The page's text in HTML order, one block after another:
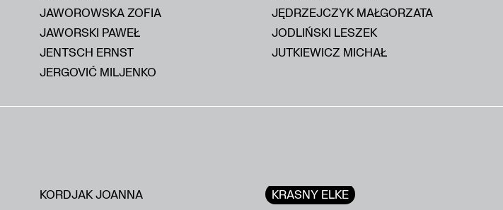
JAWOROWSKA ZOFIA
JAWORSKI PAWEŁ
JENTSCH ERNST
JERGOVIĆ MILJENKO
JĘDRZEJCZYK MAŁGORZATA
JODLIŃSKI LESZEK
JUTKIEWICZ MICHAŁ
KORDJAK JOANNA
KRASNY ELKE